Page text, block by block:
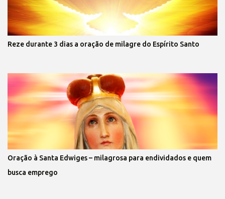
Reze durante 3 dias a oração de milagre do Espírito Santo
Oração à Santa Edwiges – milagrosa para endividados e quem
busca emprego